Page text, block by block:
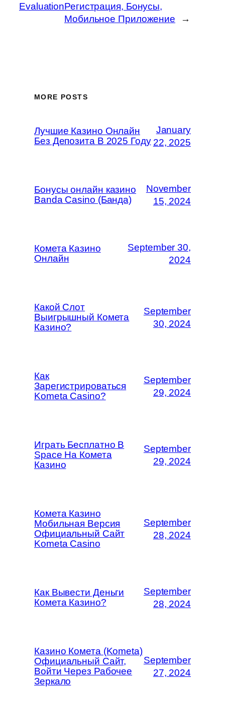
EvaluationРегистрация, Бонусы,
Мобильное Приложение
→
MORE POSTS
Лучшие Казино Онлайн
Без Депозита В 2025 Году
January
22, 2025
Бонусы онлайн казино
Banda Casino (Банда)
November
15, 2024
Комета Казино
Онлайн
September 30,
2024
Какой Слот
Выигрышный Комета
Казино?
September
30, 2024
Как
Зарегистрироваться
Kometa Casino?
September
29, 2024
Играть Бесплатно В
Space На Комета
Казино
September
29, 2024
Комета Казино
Мобильная Версия
Официальный Сайт
Kometa Casino
September
28, 2024
Как Вывести Деньги
Комета Казино?
September
28, 2024
Казино Комета (Kometa)
Официальный Сайт,
Войти Через Рабочее
Зеркало
September
27, 2024